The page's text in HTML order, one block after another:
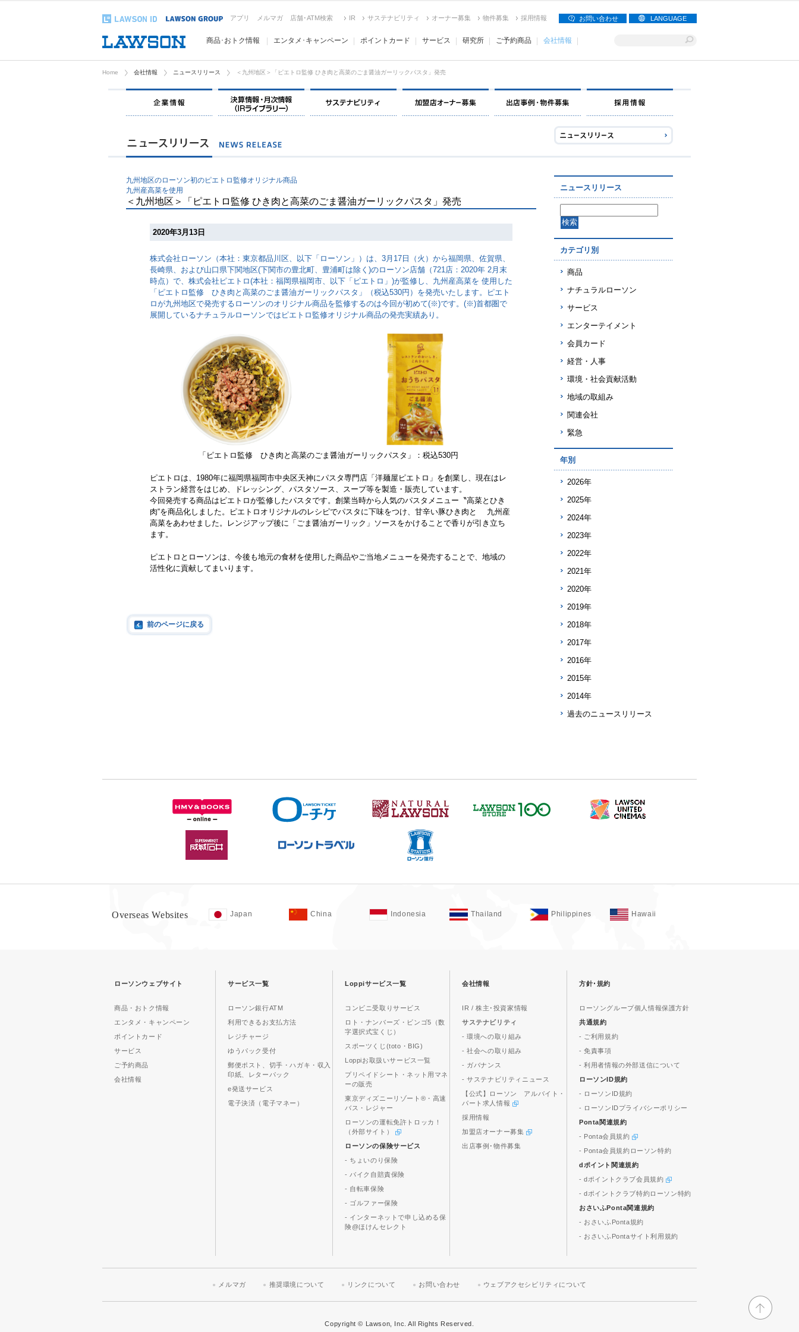
アプリ メルマガ 店舗･ATM検索 IR サステナビリティ オーナー募集 物件募集 採用情報 お問い合わせ LANGUAGE
商品･おトク情報 エンタメ･キャンペーン ポイントカード サービス 研究所 ご予約商品 会社情報
Home 会社情報 ニュースリリース ＜九州地区＞「ピエトロ監修 ひき肉と高菜のごま醤油ガーリックパスタ」発売
企業情報
九州地区のローソン初のピエトロ監修オリジナル商品
九州産高菜を使用
＜九州地区＞「ピエトロ監修 ひき肉と高菜のごま醤油ガーリックパスタ」発売
2020年3月13日
株式会社ローソン（本社：東京都品川区、以下「ローソン」）は、3月17日（火）から福岡県、佐賀県、
長崎県、および山口県下関地区(下関市の豊北町、豊浦町は除く)のローソン店舗（721店：2020年 2月末
時点）で、株式会社ピエトロ(本社：福岡県福岡市、以下「ピエトロ」)が監修し、九州産高菜を 使用した
「ピエトロ監修 ひき肉と高菜のごま醤油ガーリックパスタ」（税込530円）を発売いたします。ピエト
ロが九州地区で発売するローソンのオリジナル商品を監修するのは今回が初めて(※)です。(※)首都圏で
展開しているナチュラルローソンではピエトロ監修オリジナル商品の発売実績あり。
「ピエトロ監修 ひき肉と高菜のごま醤油ガーリックパスタ」：税込530円
ピエトロは、1980年に福岡県福岡市中央区天神にパスタ専門店「洋麺屋ピエトロ」を創業し、現在はレ
ストラン経営をはじめ、ドレッシング、パスタソース、スープ等を製造・販売しています。
今回発売する商品はピエトロが監修したパスタです。創業当時から人気のパスタメニュー〝高菜とひき
肉“を商品化しました。ピエトロオリジナルのレシピでパスタに下味をつけ、甘辛い豚ひき肉と 九州産
高菜をあわせました。レンジアップ後に「ごま醤油ガーリック」ソースをかけることで香りが引き立ち
ます。
ピエトロとローソンは、今後も地元の食材を使用した商品やご当地メニューを発売することで、地域の
活性化に貢献してまいります。
前のページに戻る
ニュースリリース
カテゴリ別
商品
ナチュラルローソン
サービス
エンターテイメント
会員カード
経営・人事
環境・社会貢献活動
地域の取組み
関連会社
緊急
年別
2026年
2025年
2024年
2023年
2022年
2021年
2020年
2019年
2018年
2017年
2016年
2015年
2014年
過去のニュースリリース
Overseas Websites Japan China Indonesia Thailand Philippines Hawaii
ローソンウェブサイト
商品・おトク情報
エンタメ・キャンペーン
ポイントカード
サービス
ご予約商品
会社情報
サービス一覧
ローソン銀行ATM
利用できるお支払方法
レジチャージ
ゆうパック受付
郵便ポスト、切手・ハガキ・収入
印紙、レターパック
e発送サービス
電子決済（電子マネー）
Loppiサービス一覧
コンビニ受取りサービス
ロト・ナンバーズ・ビンゴ5（数
字選択式宝くじ）
スポーツくじ(toto・BIG)
Loppiお取扱いサービス一覧
プリペイドシート・ネット用マネ
ーの販売
東京ディズニーリゾート®・高速
バス・レジャー
ローソンの運転免許トロッカ！
（外部サイト）
ローソンの保険サービス
- ちょいのり保険
- バイク自賠責保険
- 自転車保険
- ゴルファー保険
- インターネットで申し込める保
険@ほけんセレクト
会社情報
IR / 株主･投資家情報
サステナビリティ
- 環境への取り組み
- 社会への取り組み
- ガバナンス
- サステナビリティニュース
【公式】ローソン アルバイト・
パート求人情報
採用情報
加盟店オーナー募集
出店事例･物件募集
方針･規約
ローソングループ個人情報保護方針
共通規約
- ご利用規約
- 免責事項
- 利用者情報の外部送信について
ローソンID規約
- ローソンID規約
- ローソンIDプライバシーポリシー
Ponta関連規約
- Ponta会員規約
- Ponta会員規約ローソン特約
dポイント関連規約
- dポイントクラブ会員規約
- dポイントクラブ特約ローソン特約
おさいふPonta関連規約
- おさいふPonta規約
- おさいふPontaサイト利用規約
メルマガ 推奨環境について リンクについて お問い合わせ ウェブアクセシビリティについて
Copyright © Lawson, Inc. All Rights Reserved.